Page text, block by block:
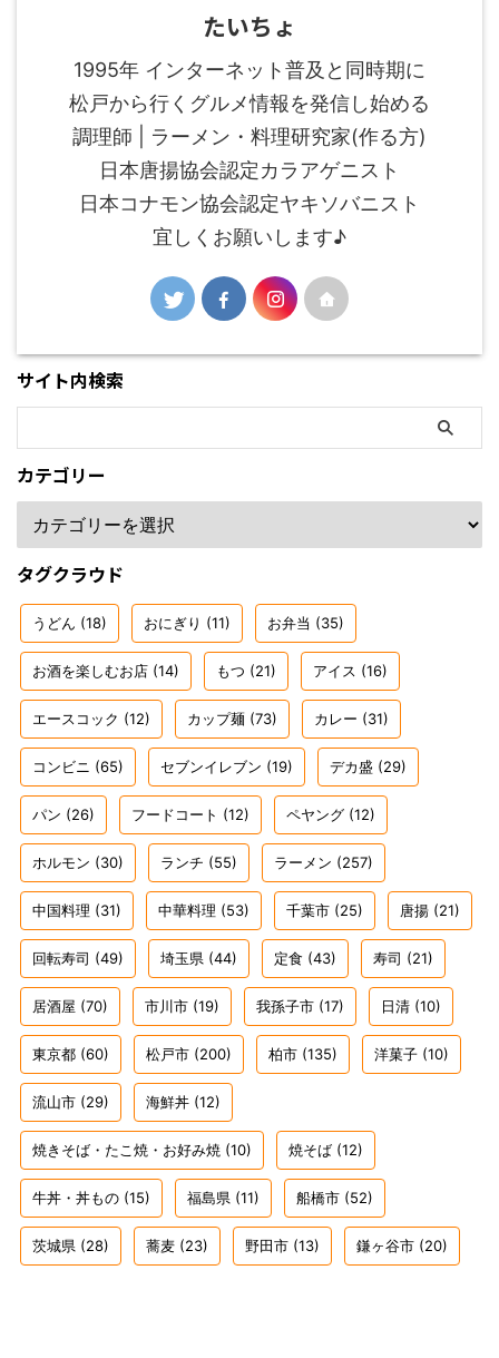
たいちょ
1995年 インターネット普及と同時期に
松戸から行くグルメ情報を発信し始める
調理師 | ラーメン・料理研究家(作る方)
日本唐揚協会認定カラアゲニスト
日本コナモン協会認定ヤキソバニスト
宜しくお願いします♪
サイト内検索
カテゴリー
タグクラウド
うどん (18) おにぎり (11) お弁当 (35)
お酒を楽しむお店 (14) もつ (21) アイス (16)
エースコック (12) カップ麺 (73) カレー (31)
コンビニ (65) セブンイレブン (19) デカ盛 (29)
パン (26) フードコート (12) ペヤング (12)
ホルモン (30) ランチ (55) ラーメン (257)
中国料理 (31) 中華料理 (53) 千葉市 (25) 唐揚 (21)
回転寿司 (49) 埼玉県 (44) 定食 (43) 寿司 (21)
居酒屋 (70) 市川市 (19) 我孫子市 (17) 日清 (10)
東京都 (60) 松戸市 (200) 柏市 (135) 洋菓子 (10)
流山市 (29) 海鮮丼 (12)
焼きそば・たこ焼・お好み焼 (10) 焼そば (12)
牛丼・丼もの (15) 福島県 (11) 船橋市 (52)
茨城県 (28) 蕎麦 (23) 野田市 (13) 鎌ヶ谷市 (20)